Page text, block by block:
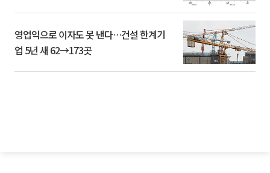
영업익으로 이자도 못 낸다…건설 한계기
업 5년 새 62→173곳